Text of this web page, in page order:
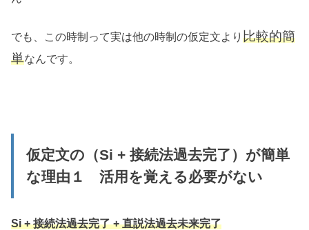
でも、この時制って実は他の時制の仮定文より比較的簡
単なんです。
仮定文の（Si + 接続法過去完了）が簡単
な理由１ 活用を覚える必要がない
Si + 接続法過去完了 + 直説法過去未来完了